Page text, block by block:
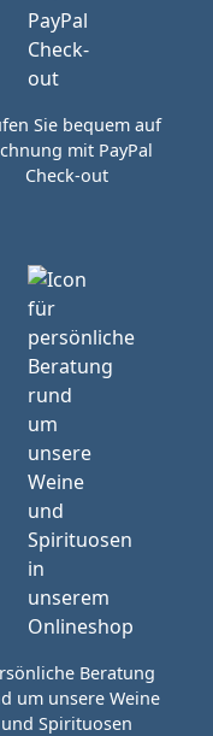
Sie bequem auf
mit PayPal
Check-out
Beratung
um unsere Weine
und Spirituosen